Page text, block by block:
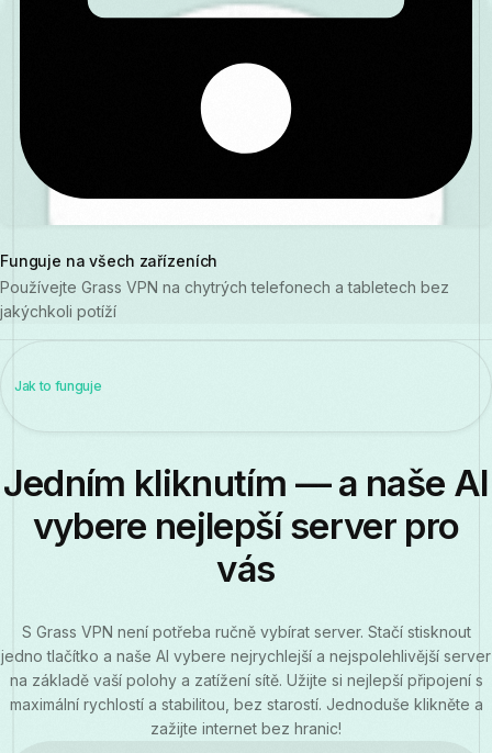
Funguje na všech zařízeních
Používejte Grass VPN na chytrých telefonech a tabletech bez
jakýchkoli potíží
Jak to funguje
Jedním kliknutím — a naše AI
vybere nejlepší server pro
vás
S Grass VPN není potřeba ručně vybírat server. Stačí stisknout
jedno tlačítko a naše AI vybere nejrychlejší a nejspolehlivější server
na základě vaší polohy a zatížení sítě. Užijte si nejlepší připojení s
maximální rychlostí a stabilitou, bez starostí. Jednoduše klikněte a
zažijte internet bez hranic!